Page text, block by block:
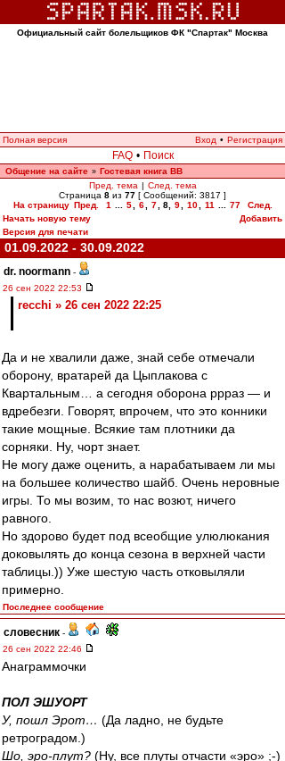
Официальный сайт болельщиков ФК "Спартак" Москва
Полная версия Вход • Регистрация
FAQ • Поиск
Общение на сайте » Гостевая книга ВВ
Пред. тема | След. тема
Страница 8 из 77 [ Сообщений: 3817 ]
На страницу Пред. 1 5 6 7 8, 9 10 11 77
След.
Начать новую тему
Добавить
Версия для печати
01.09.2022 - 30.09.2022
dr. noormann -
26 сен 2022 22:53
recchi » 26 сен 2022 22:25
Да и не хвалили даже, знай себе отмечали
оборону, вратарей да Цыплакова с
Квартальным… а сегодня оборона ррраз — и
вдребезги. Говорят, впрочем, что это конники
такие мощные. Всякие там плотники да
сорняки. Ну, чорт знает.
Не могу даже оценить, а нарабатываем ли мы
на большее количество шайб. Очень неровные
игры. То мы возим, то нас возют, ничего
равного.
Но здорово будет под всеобщие улюлюкания
доковылять до конца сезона в верхней части
таблицы.)) Уже шестую часть отковыляли
примерно.
Последнее сообщение
словесник -
26 сен 2022 22:46
Анаграммочки
ПОЛ ЭШУОРТ
У, пошл Эрот… (Да ладно, не будьте
ретроградом.)
Шо, эро-плут? (Ну, все плуты отчасти «эро» ;-)